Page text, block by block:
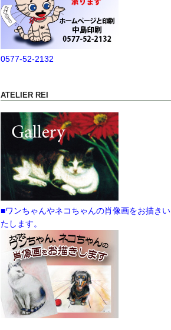
0577-52-2132
ATELIER REI
■ワンちゃんやネコちゃんの肖像画をお描きい
たします。